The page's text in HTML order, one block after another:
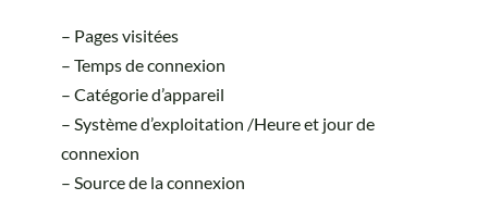
– Pages visitées
– Temps de connexion
– Catégorie d’appareil
– Système d’exploitation /Heure et jour de
connexion
– Source de la connexion